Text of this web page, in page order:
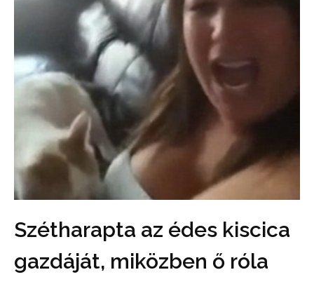
Szétharapta az édes kiscica
gazdáját, miközben ő róla